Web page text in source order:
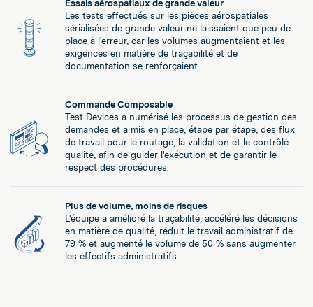
Essais aérospatiaux de grande valeur
Les tests effectués sur les pièces aérospatiales
sérialisées de grande valeur ne laissaient que peu de
place à l'erreur, car les volumes augmentaient et les
exigences en matière de traçabilité et de
documentation se renforçaient.
Commande Composable
Test Devices a numérisé les processus de gestion des
demandes et a mis en place, étape par étape, des flux
de travail pour le routage, la validation et le contrôle
qualité, afin de guider l'exécution et de garantir le
respect des procédures.
Plus de volume, moins de risques
L'équipe a amélioré la traçabilité, accéléré les décisions
en matière de qualité, réduit le travail administratif de
79 % et augmenté le volume de 50 % sans augmenter
les effectifs administratifs.